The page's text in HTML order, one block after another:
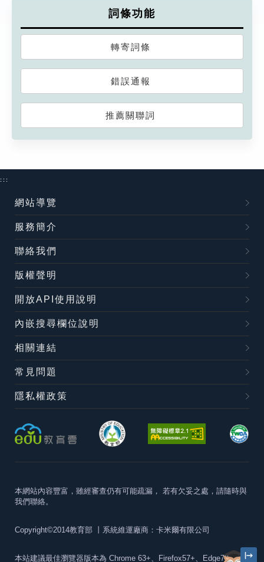
詞條功能
轉寄詞條
錯誤通報
推薦關聯詞
:::
網站導覽
服務簡介
聯絡我們
版權聲明
開放API使用說明
內嵌搜尋欄位說明
相關連結
常見問題
隱私權政策
本網站內容豐富，雖經審查仍有可能疏漏， 若有欠妥之處，請隨時與
我們聯絡。
Copyright©2014教育部 丨系統維運廠商：卡米爾有限公司
本站建議最佳瀏覽器版本為 Chrome 63+、Firefox57+、Edge79+及